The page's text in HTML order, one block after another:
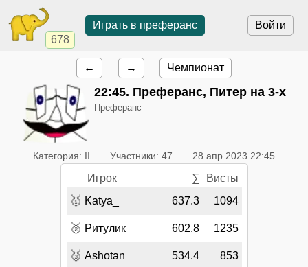
678
Войти
Играть в преферанс
← → Чемпионат
22:45. Преферанс, Питер на 3-х
Преферанс
Категория: II Участники: 47 28 апр 2023 22:45
Игрок ∑ Висты
🥇 Katya_ 637.3 1094
🥈 Ритулик 602.8 1235
🥉 Ashotan 534.4 853